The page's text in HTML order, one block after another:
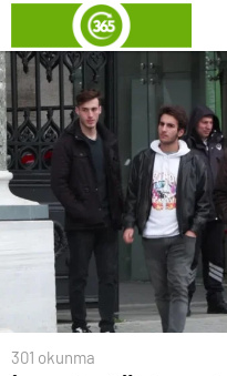
301 okunma